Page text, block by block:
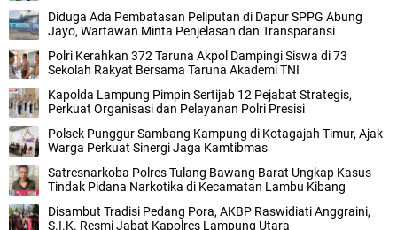
Diduga Ada Pembatasan Peliputan di Dapur SPPG Abung
Jayo, Wartawan Minta Penjelasan dan Transparansi
Polri Kerahkan 372 Taruna Akpol Dampingi Siswa di 73
Sekolah Rakyat Bersama Taruna Akademi TNI
Kapolda Lampung Pimpin Sertijab 12 Pejabat Strategis,
Perkuat Organisasi dan Pelayanan Polri Presisi
Polsek Punggur Sambang Kampung di Kotagajah Timur, Ajak
Warga Perkuat Sinergi Jaga Kamtibmas
Satresnarkoba Polres Tulang Bawang Barat Ungkap Kasus
Tindak Pidana Narkotika di Kecamatan Lambu Kibang
Disambut Tradisi Pedang Pora, AKBP Raswidiati Anggraini,
S.I.K. Resmi Jabat Kapolres Lampung Utara